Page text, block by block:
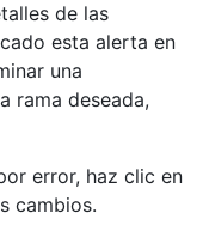
de las
esta alerta en
una
rama deseada,
error, haz clic en
cambios.